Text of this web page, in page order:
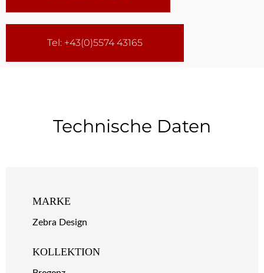
Tel: +43(0)5574 43165
Technische Daten
MARKE
Zebra Design
KOLLEKTION